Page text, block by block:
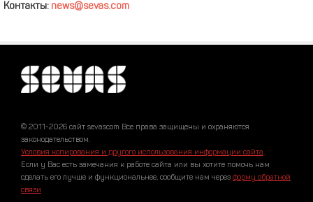
Контакты: news@sevas.com
© 2011-2026 сайт sevascom Все права защищены и охраняются
законодательством.
Условия копирования и другого использования информации сайта.
Если у Вас есть замечания к работе сайта или вы хотите помочь нам
сделать его лучше и функциональнее, сообщите нам через форму обратной
связи